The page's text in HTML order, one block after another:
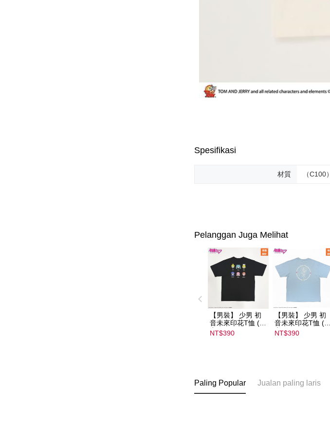
Spesifikasi
材質 （C100）
Pelanggan Juga Melihat
【男裝】 少男 初
音未來印花T恤 (初
音ミク) ｜
08022B01232000
NT$390
【男裝】 少男 初
音未來印花T恤 (初
音ミク) ｜
08022B01232000
NT$390
Paling Popular Jualan paling laris